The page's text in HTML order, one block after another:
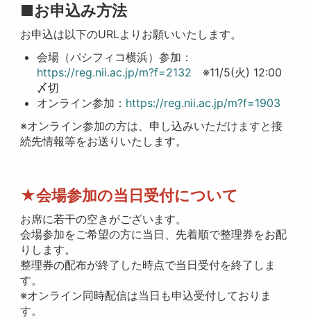
■お申込み方法
お申込は以下のURLよりお願いいたします。
会場（パシフィコ横浜）参加：
https://reg.nii.ac.jp/m?f=2132 ※11/5(火) 12:00
〆切
オンライン参加： https://reg.nii.ac.jp/m?f=1903
※オンライン参加の方は、申し込みいただけますと接
続先情報等をお送りいたします。
★会場参加の当日受付について
お席に若干の空きがございます。
会場参加をご希望の方に当日、先着順で整理券をお配
りします。
整理券の配布が終了した時点で当日受付を終了しま
す。
※オンライン同時配信は当日も申込受付しておりま
す。